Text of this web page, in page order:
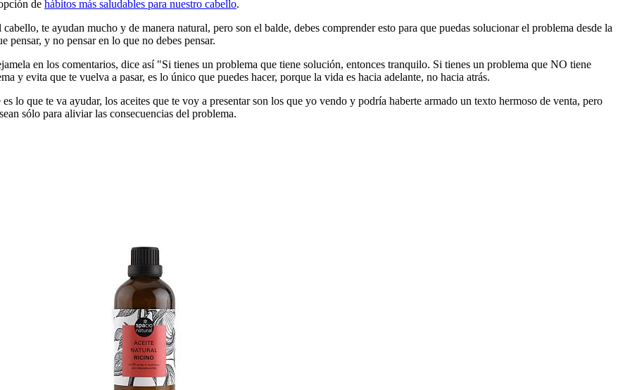
de hábitos más saludables para nuestro cabello.
te ayudan mucho y de manera natural, pero son el balde, debes comprender esto para que puedas solucionar el problema desde la
pensar, y no pensar en lo que no debes pensar.
en los comentarios, dice así "Si tienes un problema que tiene solución, entonces tranquilo. Si tienes un problema que NO tiene
y evita que te vuelva a pasar, es lo único que puedes hacer, porque la vida es hacia adelante, no hacia atrás.
lo que te va ayudar, los aceites que te voy a presentar son los que yo vendo y podría haberte armado un texto hermoso de venta, pero
sólo para aliviar las consecuencias del problema.